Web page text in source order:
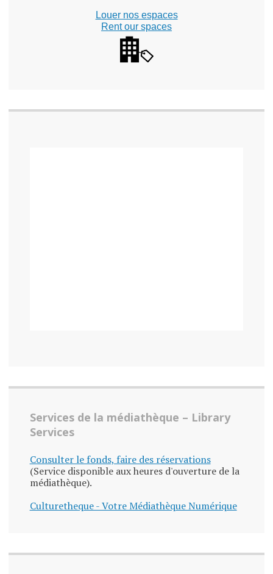
Louer nos espaces
Rent our spaces
Services de la médiathèque – Library
Services
Consulter le fonds, faire des réservations
(Service disponible aux heures d'ouverture de la
médiathèque).
Culturetheque - Votre Médiathèque Numérique